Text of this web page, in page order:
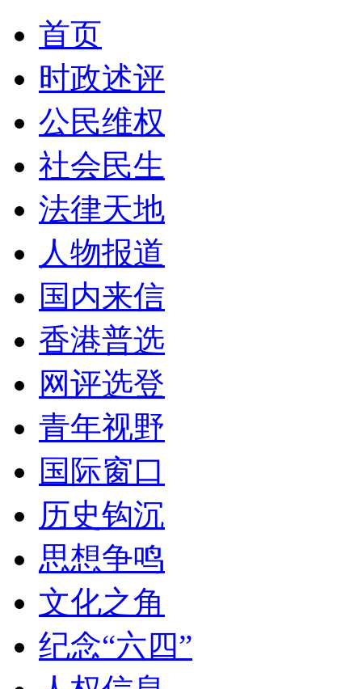
首页
时政述评
公民维权
社会民生
法律天地
人物报道
国内来信
香港普选
网评选登
青年视野
国际窗口
历史钩沉
思想争鸣
文化之角
纪念“六四”